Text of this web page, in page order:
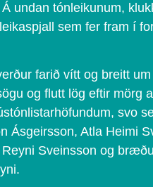
Á undan tónleikunum,
sem fer fram í
farið vítt og breitt
og flutt lög eftir mörg
svo
Ásgeirsson, Atla Heimi
Sveinsson og